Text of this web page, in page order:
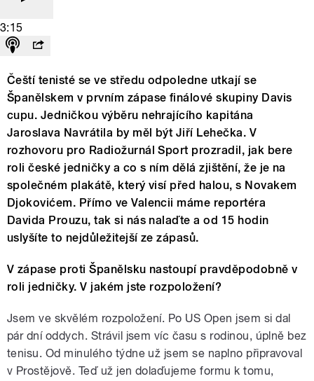
3:15
Čeští tenisté se ve středu odpoledne utkají se
Španělskem v prvním zápase finálové skupiny Davis
cupu. Jedničkou výběru nehrajícího kapitána
Jaroslava Navrátila by měl být Jiří Lehečka. V
rozhovoru pro Radiožurnál Sport prozradil, jak bere
roli české jedničky a co s ním dělá zjištění, že je na
společném plakátě, který visí před halou, s Novakem
Djokovićem. Přímo ve Valencii máme reportéra
Davida Prouzu, tak si nás nalaďte a od 15 hodin
uslyšíte to nejdůležitejší ze zápasů.
V zápase proti Španělsku nastoupí pravděpodobně v
roli jedničky. V jakém jste rozpoložení?
Jsem ve skvělém rozpoložení. Po US Open jsem si dal
pár dní oddych. Strávil jsem víc času s rodinou, úplně bez
tenisu. Od minulého týdne už jsem se naplno připravoval
v Prostějově. Teď už jen dolaďujeme formu k tomu,